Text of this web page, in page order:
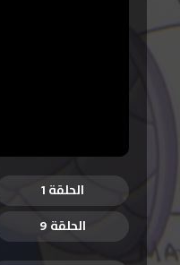
الحلقة 1
الحلقة 9